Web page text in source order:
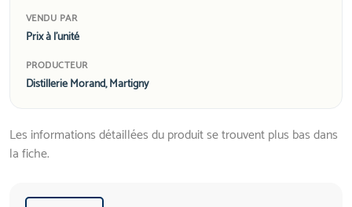
VENDU PAR
Prix à l'unité
PRODUCTEUR
Distillerie Morand, Martigny
Les informations détaillées du produit se trouvent plus bas dans
la fiche.